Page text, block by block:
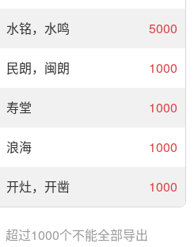
水铭，水鸣 5000
民朗，闽朗 1000
寿堂 1000
浪海 1000
开灶，开凿 1000
超过1000个不能全部导出